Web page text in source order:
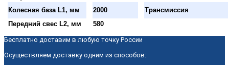
Колесная база L1, мм 2000
Трансмиссия
Передний свес L2, мм
580
Бесплатно доставим в любую точку России
Осуществляем доставку одним из способов: